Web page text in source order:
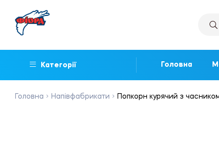
Категорії Головна
Головна Напівфабрикати Попкорн курячий з